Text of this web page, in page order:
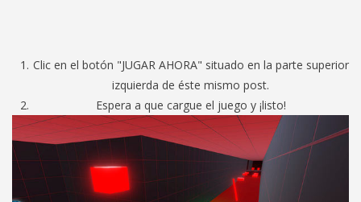
Clic en el botón "JUGAR AHORA" situado en la parte superior
izquierda de éste mismo post.
Espera a que cargue el juego y ¡listo!